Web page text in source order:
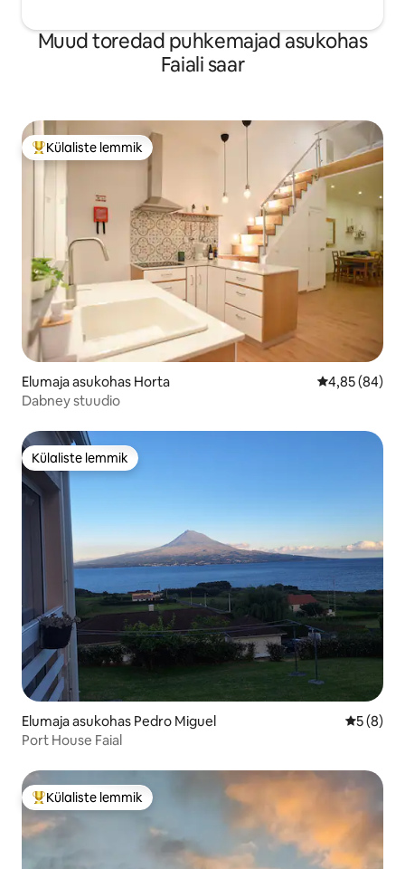
Muud toredad puhkemajad asukohas
Faiali saar
Külaliste suur lemmik
Külaliste lemmik
Elumaja asukohas Horta Keskmine
4,85 (84)
Dabney stuudio
Külaliste lemmik
Külaliste lemmik
Elumaja asukohas Pedro Miguel
5 (8)
Port House Faial
Külaliste suur lemmik
Külaliste lemmik